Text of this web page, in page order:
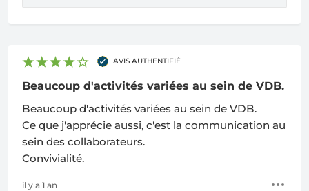
AVIS AUTHENTIFIÉ
Beaucoup d'activités variées au sein de VDB.
Beaucoup d'activités variées au sein de VDB.
Ce que j'apprécie aussi, c'est la communication au
sein des collaborateurs.
Convivialité.
il y a 1 an